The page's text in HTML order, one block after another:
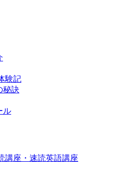
験記
秘訣
ル
講座・速読英語講座